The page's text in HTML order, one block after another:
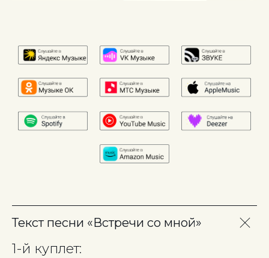
Текст песни «Встречи со мной»
1-й куплет: